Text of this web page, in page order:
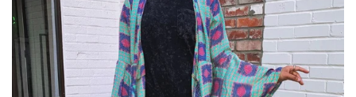
Ropa de Danza
Decoración